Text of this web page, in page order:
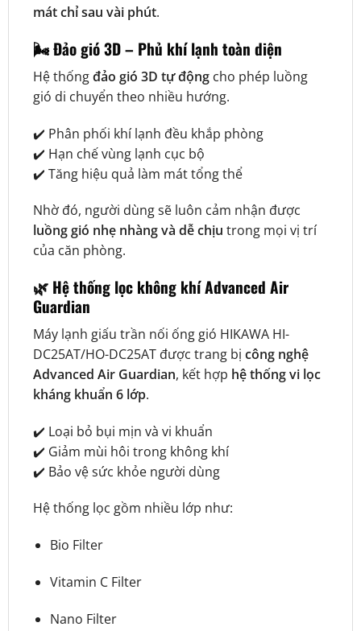
mát chỉ sau vài phút.
🌬️ Đảo gió 3D – Phủ khí lạnh toàn diện
Hệ thốngđảo gió 3D tự độngcho phép luồng
gió di chuyển theo nhiều hướng.
✔️ Phân phối khí lạnh đều khắp phòng
✔️ Hạn chế vùng lạnh cục bộ
✔️ Tăng hiệu quả làm mát tổng thể
Nhờ đó, người dùng sẽ luôn cảm nhận được
luồng gió nhẹ nhàng và dễ chịu trong mọi vị trí
của căn phòng.
🌿 Hệ thống lọc không khí Advanced Air
Guardian
Máy lạnh giấu trần nối ống gió HIKAWA HI-
DC25AT/HO-DC25AT được trang bị công nghệ
Advanced Air Guardian, kết hợp hệ thống vi lọc
kháng khuẩn 6 lớp.
✔️ Loại bỏ bụi mịn và vi khuẩn
✔️ Giảm mùi hôi trong không khí
✔️ Bảo vệ sức khỏe người dùng
Hệ thống lọc gồm nhiều lớp như:
Bio Filter
Vitamin C Filter
Nano Filter